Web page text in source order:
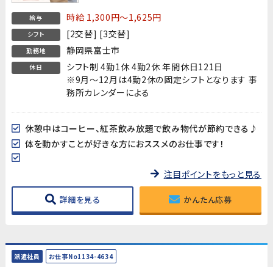
給与 時給 1,300円～1,625円
シフト [2交替] [3交替]
勤務地 静岡県富士市
休日
シフト制 4勤1休 4勤2休 年間休日121日
※9月～12月は4勤2休の固定シフトとなります 事
務所カレンダーによる
休憩中はコーヒー、紅茶飲み放題で飲み物代が節約できる♪
体を動かすことが好きな方におススメのお仕事です！
注目ポイントをもっと見る
詳細を見る かんたん応募
派遣社員 お仕事No1134-4634